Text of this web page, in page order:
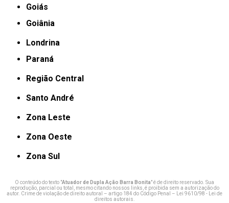
Goiás
Goiânia
Londrina
Paraná
Região Central
Santo André
Zona Leste
Zona Oeste
Zona Sul
O conteúdo do texto "Atuador de Dupla Ação Barra Bonita" é de direito reservado. Sua
reprodução, parcial ou total, mesmo citando nossos links, é proibida sem a autorização do
autor. Crime de violação de direito autoral – artigo 184 do Código Penal –
Lei 9610/98 - Lei de
direitos autorais